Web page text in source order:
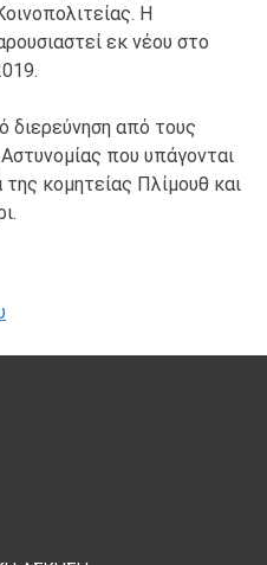
Η
εκ νέου στο
διερεύνηση από τους
που υπάγονται
κομητείας Πλίμουθ και